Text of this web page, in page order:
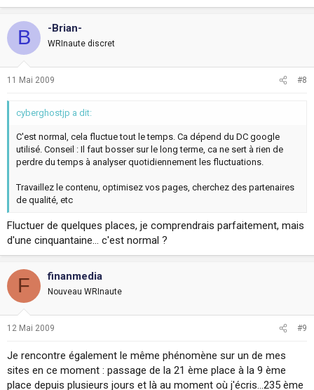
B -Brian-
WRInaute discret
11 Mai 2009 #8
cyberghostjp a dit:
C'est normal, cela fluctue tout le temps. Ca dépend du DC google
utilisé. Conseil : Il faut bosser sur le long terme, ca ne sert à rien de
perdre du temps à analyser quotidiennement les fluctuations.
Travaillez le contenu, optimisez vos pages, cherchez des partenaires
de qualité, etc
Fluctuer de quelques places, je comprendrais parfaitement, mais
d'une cinquantaine... c'est normal ?
F finanmedia
Nouveau WRInaute
12 Mai 2009 #9
Je rencontre également le même phénomène sur un de mes
sites en ce moment : passage de la 21 ème place à la 9 ème
place depuis plusieurs jours et là au moment où j'écris...235 ème